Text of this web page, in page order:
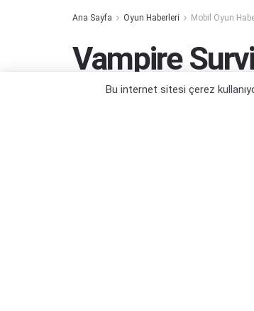
Ana Sayfa Oyun Haberleri Mobil Oyun
Vampire
İçeriği Geliyor
Bu internet sitesi çerez